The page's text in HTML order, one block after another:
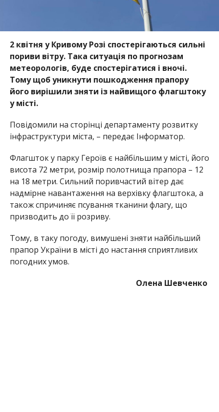
2 квітня у Кривому Розі спостерігаються сильні
пориви вітру. Така ситуація по прогнозам
метеорологів, буде спостерігатися і вночі.
Тому щоб уникнути пошкодження прапору
його вирішили зняти із найвищого флагштоку
у місті.
Повідомили на сторінці департаменту розвитку
інфраструктури міста, – передає Інформатор.
Флагшток у парку Героїв є найбільшим у місті, його
висота 72 метри, розмір полотнища прапора – 12
на 18 метри. Сильний поривчастий вітер дає
надмірне навантаження на верхівку флагштока, а
також спричиняє псування тканини флагу, що
призводить до її розриву.
Тому, в таку погоду, вимушені зняти найбільший
прапор України в місті до настання сприятливих
погодних умов.
Олена Шевченко